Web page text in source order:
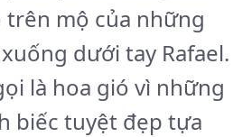
trên mộ của những
dưới tay Rafael.
là hoa gió vì những
biếc tuyệt đẹp tựa